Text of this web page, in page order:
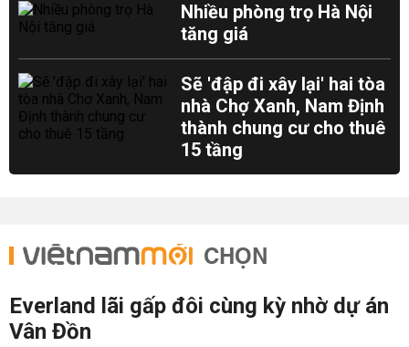
Nhiều phòng trọ Hà Nội
tăng giá
Sẽ 'đập đi xây lại' hai tòa
nhà Chợ Xanh, Nam Định
thành chung cư cho thuê
15 tầng
CHỌN
Everland lãi gấp đôi cùng kỳ nhờ dự án
Vân Đồn